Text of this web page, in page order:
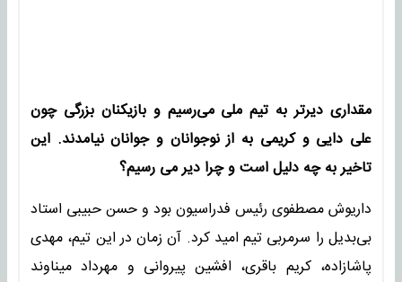
مقداری دیرتر به تیم ملی می‌رسیم و بازیکنان بزرگی چون
علی دایی و کریمی به از نوجوانان و جوانان نیامدند. این
تاخیر به چه دلیل است و چرا دیر می رسیم؟
داریوش مصطفوی رئیس فدراسیون بود و حسن حبیبی استاد
بی‌بدیل را سرمربی تیم امید کرد. آن زمان در این تیم، مهدی
پاشازاده، کریم باقری، افشین پیروانی و مهرداد میناوند